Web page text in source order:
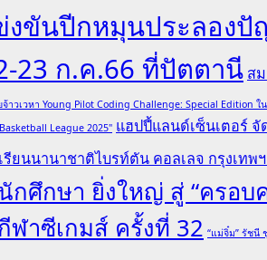
ขันปีกหมุนประลองปั
23 ก.ค.66 ที่ปัตตานี ส
าวเวหา Young Pilot Coding Challenge: Special Edition ใน
League 2025" แฮปปี้แลนด์เซ็นเตอร์ จั
รียนนานาชาติไบรท์ตัน คอลเลจ กรุงเท
ศึกษา ยิ่งใหญ่ สู่ “ครอบ
ฬาซีเกมส์ ครั้งที่ 32 “แม่จิ๋ม” รัชนี